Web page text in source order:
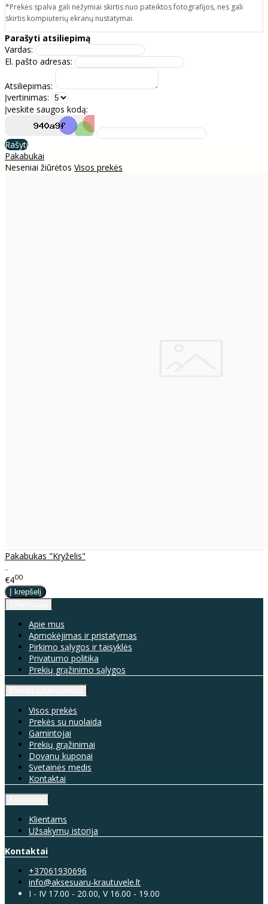
*Prekės spalva gali nežymiai skirtis nuo pateiktos fotografijos, nes gali
skirtis kompiuterių ekranų nustatymai.
Parašyti atsiliepimą
Vardas:
El. pašto adresas:
Atsiliepimas:
Įvertinimas:
Įveskite saugos kodą:
Rašyti
Pakabukai
Neseniai žiūrėtos Visos prekės
Pakabukas "Kryželis"
..
€400
Apie mus
Apmokėjimas ir pristatymas
Pirkimo sąlygos ir taisyklės
Privatumo politika
Prekių grąžinimo sąlygos
Visos prekės
Prekės su nuolaida
Gamintojai
Prekių grąžinimai
Dovanų kuponai
Svetainės medis
Kontaktai
Klientams
Užsakymų istorija
Kontaktai
+37061930696
info@aksesuaru-krautuvele.lt
I - IV 17.00 - 20.00, V 16.00 - 19.00